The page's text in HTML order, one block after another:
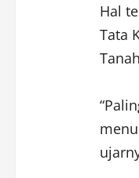
Hal
Tata